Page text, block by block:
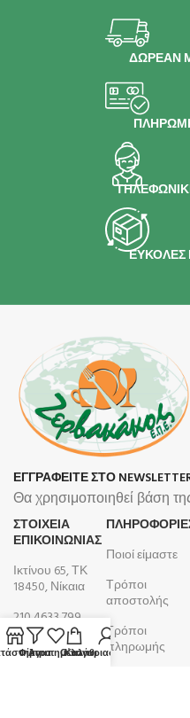
ΔΩΡΕΑΝ
ΕΥΚΟΛΕΣ
ΕΓΓΡΑΦΕΙΤΕ ΣΤΟ
Θα χρησιμοποιηθεί βάση
ΣΤΟΙΧΕΙΑ
ΕΠΙΚΟΙΝΩΝΙΑΣ
Ικτίνου 65, ΤΚ
18450, Νίκαια
210 4633 799
Δευτέρα -
Παρασκευή
Ποιοί είμαστε
Τρόποι
αποστολής
Τρόποι
πληρωμής
Φίλτρα
ΑγαπημέναΚαλάθι
Ο λογαριασμός μου